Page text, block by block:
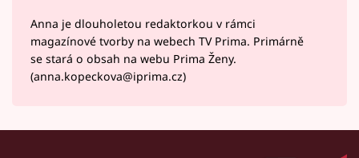
Anna je dlouholetou redaktorkou v rámci
magazínové tvorby na webech TV Prima. Primárně
se stará o obsah na webu Prima Ženy.
(anna.kopeckova@iprima.cz)